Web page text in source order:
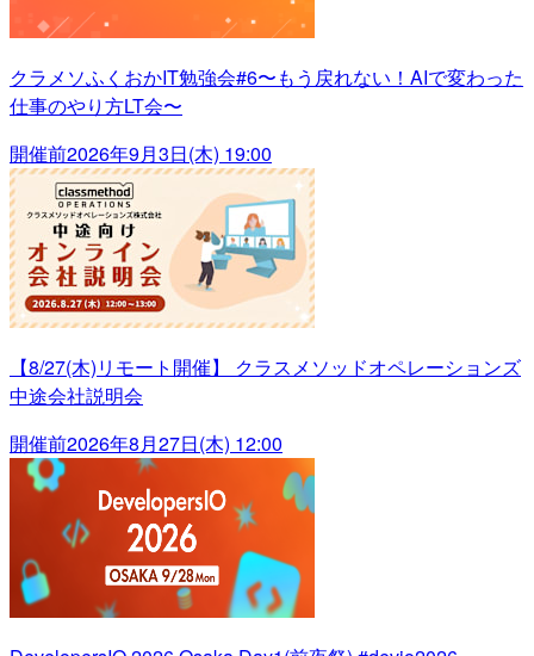
クラメソふくおかIT勉強会#6〜もう戻れない！AIで変わった
仕事のやり方LT会〜
開催前2026年9月3日(木) 19:00
【8/27(木)リモート開催】 クラスメソッドオペレーションズ
中途会社説明会
開催前2026年8月27日(木) 12:00